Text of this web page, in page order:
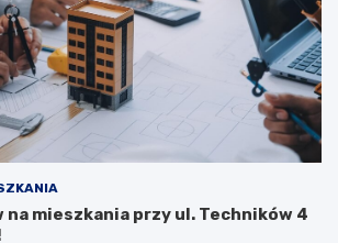
na mieszkania przy ul. Techników 4